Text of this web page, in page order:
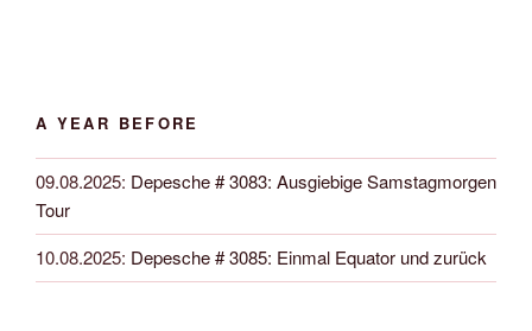
A YEAR BEFORE
09.08.2025: Depesche # 3083: Ausgiebige Samstagmorgen
Tour
10.08.2025: Depesche # 3085: Einmal Equator und zurück